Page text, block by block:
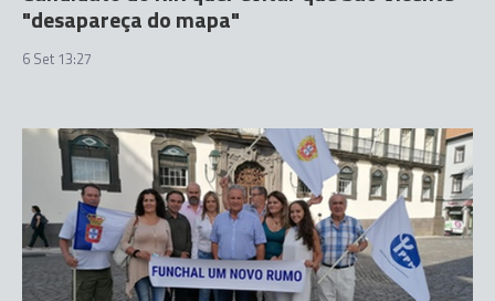
"desapareça do mapa"
6 Set 13:27